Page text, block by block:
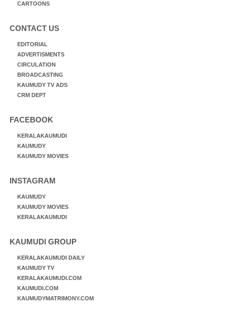
CARTOONS
CONTACT US
EDITORIAL
ADVERTISMENTS
CIRCULATION
BROADCASTING
KAUMUDY TV ADS
CRM DEPT
FACEBOOK
KERALAKAUMUDI
KAUMUDY
KAUMUDY MOVIES
INSTAGRAM
KAUMUDY
KAUMUDY MOVIES
KERALAKAUMUDI
KAUMUDI GROUP
KERALAKAUMUDI DAILY
KAUMUDY TV
KERALAKAUMUDI.COM
KAUMUDI.COM
KAUMUDYMATRIMONY.COM